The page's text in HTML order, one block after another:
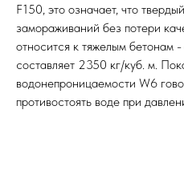
F150, это означает, что
замораживаний без потери
относится к тяжелым бетонам
составляет 2350 кг/куб. м.
водонепроницаемости W6
противостоять воде при